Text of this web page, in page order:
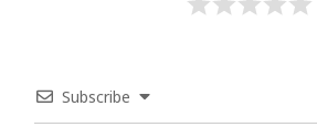
Subscribe